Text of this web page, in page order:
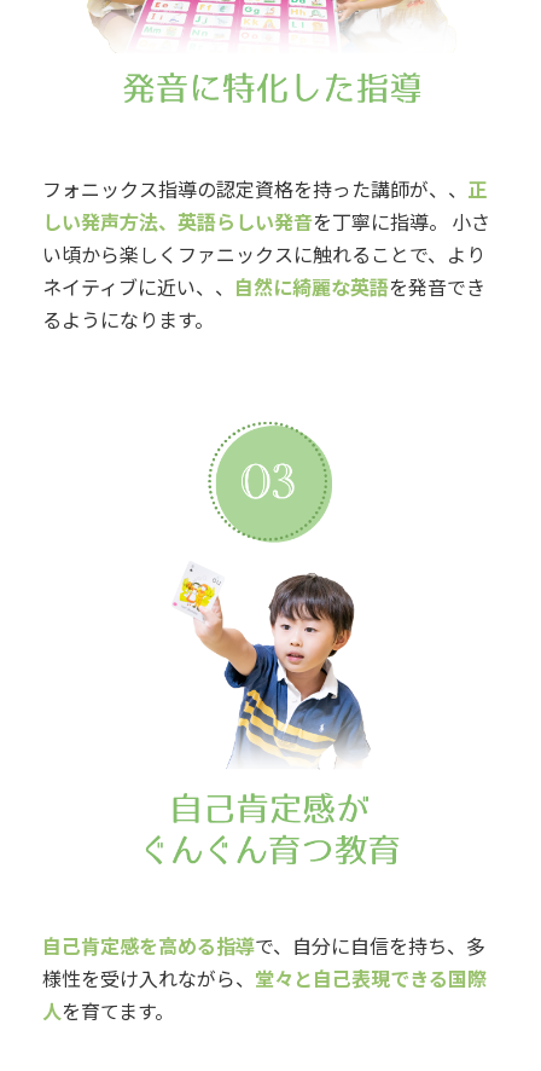
フォニックス指導の認定資格を持った講師が、、 正
しい発声方法、英語らしい発音を丁寧に指導。 小さ
い頃から楽しくファニックスに触れることで、より
ネイティブに近い、、
自然に綺麗な英語を発音でき
るようになります。
自己肯定感を高める指導で、自分に自信を持ち、多
様性を受け入れながら、 堂々と自己表現できる国際
人 を育てます。